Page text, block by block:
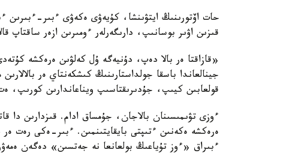
قىزىن اۋىر بوسانىپ، دارىگەرلەر ءومىرىن ازەر
«قازاقتا ەر بالا دەپ، دۇنيەگە ۇل كەلۋىن ەرەكشە
جينالعاندا باسقا جولداستارىنىڭ كىشكەنتاي ەر
قولعابىن كيىپ، جۇدىرىقتاسىپ ويناعاندارىن كورىپ،
ءوزى تۋىمىسىنان بالاجان، جۇمساق ادام. قىزدارىن دا
ەرەكشە ەكەنىن ءتىپتى بايقايتىنمىن. ءبىر-ەكى رەت ەر
ءبىراق «ءوز تۇياعىڭ بولعانعا نە جەتسىن» دەگەن